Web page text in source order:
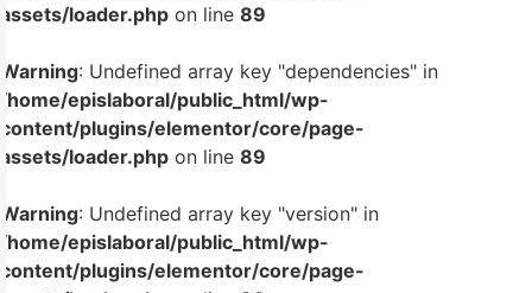
assets/loader.php on line 89
Warning: Undefined array key "dependencies" in
/home/epislaboral/public_html/wp-
content/plugins/elementor/core/page-
assets/loader.php on line 89
Warning: Undefined array key "version" in
/home/epislaboral/public_html/wp-
content/plugins/elementor/core/page-